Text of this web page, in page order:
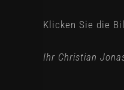
Klicken Sie die
Ihr Christian